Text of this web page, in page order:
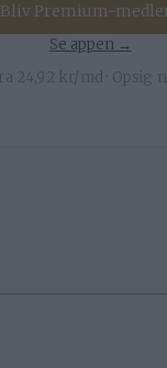
Bliv Premium-
Se appen →
24,92 kr/md · Opsig